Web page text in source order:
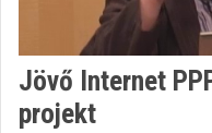
Organization home
Log In
Organization discovery
Jövő Internet
projekt